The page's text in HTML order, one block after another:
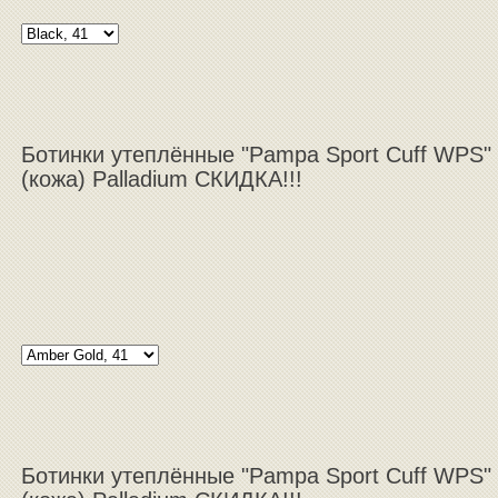
Ботинки утеплённые "Pampa Sport Cuff WPS"
(кожа) Palladium СКИДКА!!!
Ботинки утеплённые "Pampa Sport Cuff WPS"